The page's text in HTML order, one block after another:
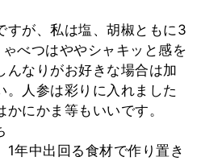
すが、私は塩、胡椒ともに3
べつはややシャキッと感を
んなりがお好きな場合は加
。人参は彩りに入れました
にかま等もいいです。
年中出回る食材で作り置き